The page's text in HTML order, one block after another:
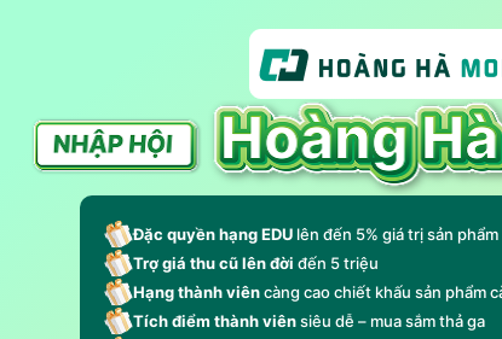
Đặc quyền hạng EDU lên đến 5% giá trị sản phẩm
Trợ giá thu cũ lên đời đến 5 triệu
Hạng thành viêncàng cao chiết khấu sản phẩm
Tích điểm thành viênsiêu dễ – mua sắm thả ga